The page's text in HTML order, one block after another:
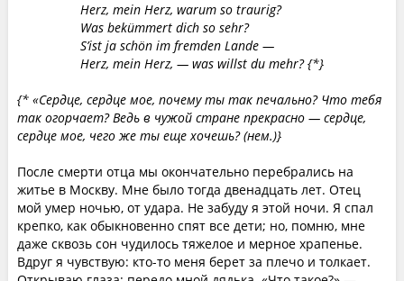
Herz, mein Herz, warum so traurig?
Was bekümmert dich so sehr?
S’ist ja schön im fremden Lande —
Herz, mein Herz, — was willst du mehr? {*}
{* «Сердце, сердце мое, почему ты так печально? Что тебя
так огорчает? Ведь в чужой стране прекрасно — сердце,
сердце мое, чего же ты еще хочешь? (нем.)}
После смерти отца мы окончательно перебрались на
житье в Москву. Мне было тогда двенадцать лет. Отец
мой умер ночью, от удара. Не забуду я этой ночи. Я спал
крепко, как обыкновенно спят все дети; но, помню, мне
даже сквозь сон чудилось тяжелое и мерное храпенье.
Вдруг я чувствую: кто-то меня берет за плечо и толкает.